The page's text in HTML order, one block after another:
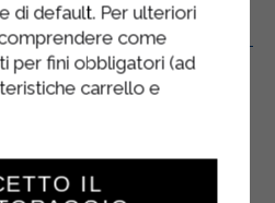
Connexes
di default. Per ulteriori
come
per fini obbligatori (ad
carrello e
IL